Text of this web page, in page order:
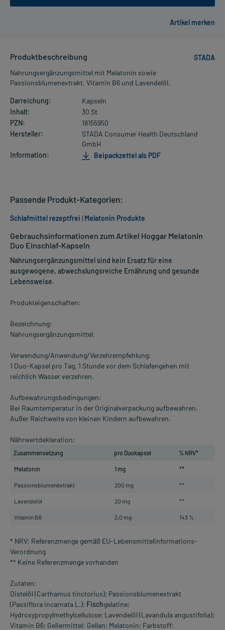
Produktbeschreibung
STADA
Nahrungsergänzungsmittel mit Melatonin sowie
Passionsblumenextrakt, Vitamin B6 und Lavendelöl.
Darreichung:
Kapseln
Inhalt:
30 St
PZN:
18155950
Hersteller:
STADA Consumer Health Deutschland
GmbH
Information:
Beipackzettel als PDF
Gebrauchsinformationen zum Artikel Hoggar Melatonin
Duo Einschlaf-Kapseln
Nahrungsergänzungsmittel sind kein Ersatz für eine
ausgewogene, abwechslungsreiche Ernährung und gesunde
Lebensweise.
Produkteigenschaften:
Bezeichnung:
Nahrungsergänzungsmittel.
Verwendung/Anwendung/Verzehrempfehlung:
1 Duo-Kapsel pro Tag, 1 Stunde vor dem Schlafengehen mit
reichlich Wasser verzehren.
Aufbewahrungsbedingungen:
Bei Raumtemperatur in der Originalverpackung aufbewahren.
Außer Reichweite von kleinen Kindern aufbewahren.
Nährwertdeklaration:
Zusammensetzung pro Duokapsel % NRV*
Melatonin 1 mg **
Passionsblumenextrakt 200 mg **
Lavendelöl 20 mg **
Vitamin B6 2,0 mg 143 %
* NRV: Referenzmenge gemäß EU-Lebensmittelinformations-
Verordnung
** Keine Referenzmenge vorhanden
Zutaten:
Distelöl (Carthamus tinctorius); Passionsblumenextrakt
(Passiflora incarnata L.); Fischgelatine;
Hydroxypropylmethylcellulose; Lavendelöl (Lavandula angustifolia);
Vitamin B6; Geliermittel: Gellan; Melatonin; Farbstoff:
Passende Produkt-Kategorien:
Schlafmittel rezeptfrei | Melatonin Produkte